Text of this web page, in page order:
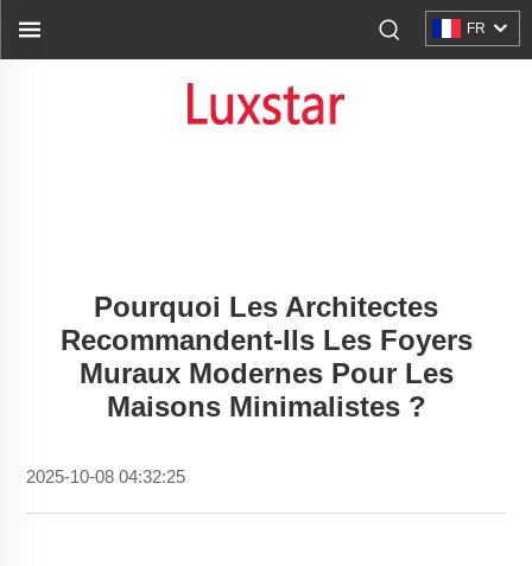
FR
Pourquoi Les Architectes
Recommandent-Ils Les Foyers
Muraux Modernes Pour Les
Maisons Minimalistes ?
2025-10-08 04:32:25